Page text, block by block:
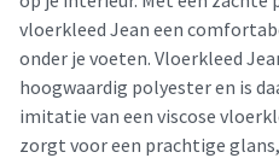
vloerkleed Jean een
onder je voeten. Vloerkleed
hoogwaardig polyester en is
imitatie van een viscose
zorgt voor een prachtige